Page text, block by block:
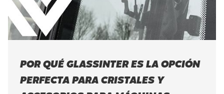
POR QUÉ GLASSINTER ES LA OPCIÓN
PERFECTA PARA CRISTALES Y